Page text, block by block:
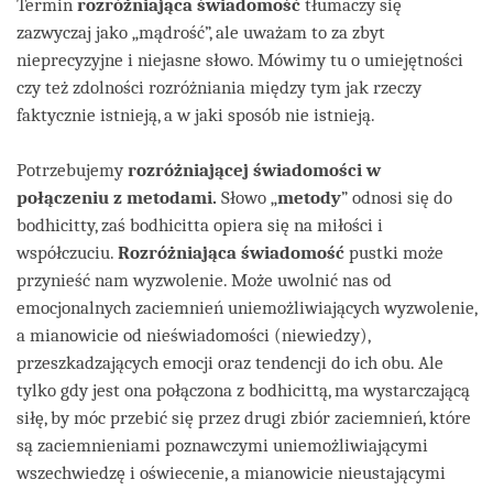
Termin rozróżniająca świadomość tłumaczy się
zazwyczaj jako „mądrość”, ale uważam to za zbyt
nieprecyzyjne i niejasne słowo. Mówimy tu o umiejętności
czy też zdolności rozróżniania między tym jak rzeczy
faktycznie istnieją, a w jaki sposób nie istnieją.
Potrzebujemyrozróżniającej świadomości w
połączeniu z metodami. Słowo „metody” odnosi się do
bodhicitty, zaś bodhicitta opiera się na miłości i
współczuciu. Rozróżniająca świadomość pustki może
przynieść nam wyzwolenie. Może uwolnić nas od
emocjonalnych zaciemnień uniemożliwiających wyzwolenie,
a mianowicie od nieświadomości (niewiedzy),
przeszkadzających emocji oraz tendencji do ich obu. Ale
tylko gdy jest ona połączona z bodhicittą, ma wystarczającą
siłę, by móc przebić się przez drugi zbiór zaciemnień, które
są zaciemnieniami poznawczymi uniemożliwiającymi
wszechwiedzę i oświecenie, a mianowicie nieustającymi